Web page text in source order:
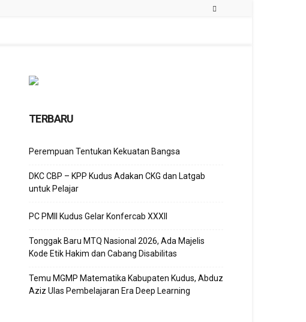
TERBARU
Perempuan Tentukan Kekuatan Bangsa
DKC CBP – KPP Kudus Adakan CKG dan Latgab
untuk Pelajar
PC PMII Kudus Gelar Konfercab XXXII
Tonggak Baru MTQ Nasional 2026, Ada Majelis
Kode Etik Hakim dan Cabang Disabilitas
Temu MGMP Matematika Kabupaten Kudus, Abduz
Aziz Ulas Pembelajaran Era Deep Learning